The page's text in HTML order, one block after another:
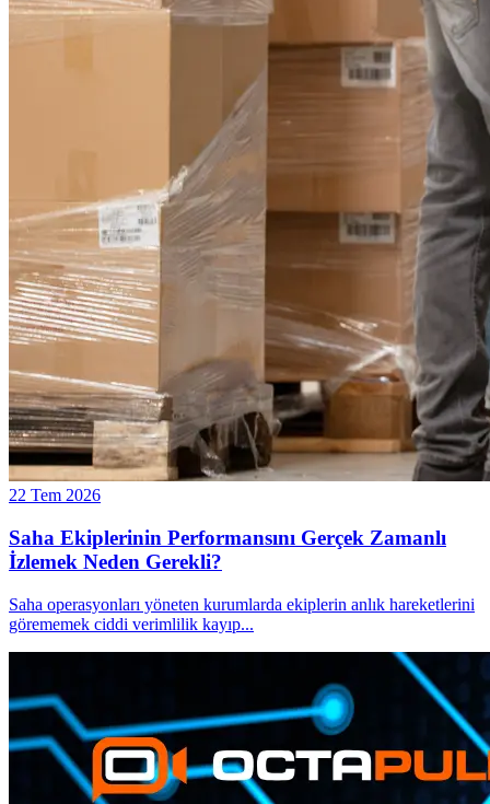
22 Tem 2026
Saha Ekiplerinin Performansını Gerçek Zamanlı
İzlemek Neden Gerekli?
Saha operasyonları yöneten kurumlarda ekiplerin anlık hareketlerini
görememek ciddi verimlilik kayıp...